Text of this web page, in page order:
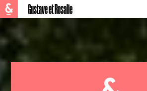
Gustave et Rosalie